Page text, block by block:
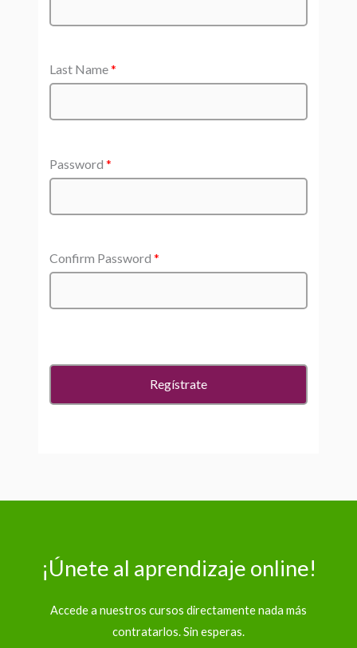
Last Name*
Password*
Confirm Password*
¡Únete al aprendizaje online!
Accede a nuestros cursos directamente nada más
contratarlos. Sin esperas.​​